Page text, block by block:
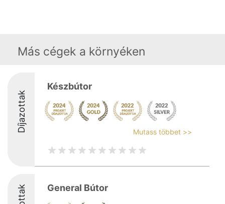
Más cégek a környéken
Díjazottak
Készbútor
Mutass többet >>
General Bútor